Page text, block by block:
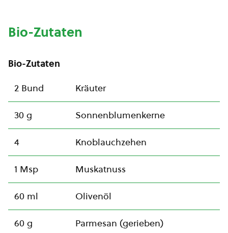
Bio-Zutaten
Bio-Zutaten
2 Bund
Kräuter
30 g Sonnenblumenkerne
4 Knoblauchzehen
1 Msp Muskatnuss
60 ml Olivenöl
60 g Parmesan (gerieben)